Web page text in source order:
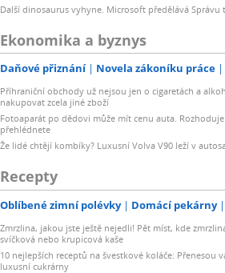
Další dinosaurus vyhyne. Microsoft předělává Správu
Ekonomika a byznys
Daňové přiznání Novela zákoníku práce
Příhraniční obchody už nejsou jen o cigaretách a
nakupovat zcela jiné zboží
Fotoaparát po dědovi může mít cenu auta.
přehlédnete
Že lidé chtějí kombíky? Luxusní Volva V90 leží v
Recepty
Oblíbené zimní polévky Domácí pekárny
Zmrzlina, jakou jste ještě nejedli! Pět míst, kde
svíčková nebo krupicová kaše
10 nejlepších receptů na švestkové koláče: Přenesou
luxusní cukrárny